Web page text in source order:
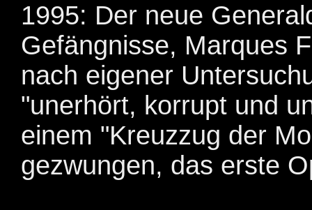
1995: Der neue
Gefängnisse, Marques
nach eigener
"unerhört, korrupt und
einem "Kreuzzug der
gezwungen, das erste